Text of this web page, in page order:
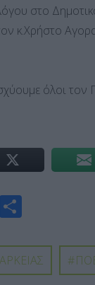
στο
κ.Χρήστο
όλοι τον
E
ρ
α